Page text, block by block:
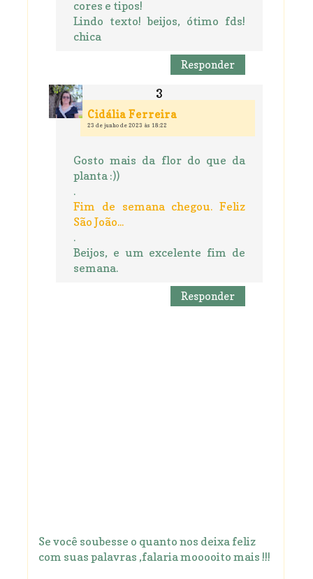
cores e tipos!
Lindo texto! beijos, ótimo fds!
chica
Responder
Cidália Ferreira
23 de junho de 2023 às 18:22
Gosto mais da flor do que da
planta :))
.
Fim de semana chegou. Feliz
São João...
.
Beijos, e um excelente fim de
semana.
Responder
Se você soubesse o quanto nos deixa feliz
com suas palavras ,falaria mooooito mais !!!